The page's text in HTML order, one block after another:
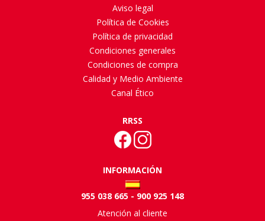
Aviso legal
Política de Cookies
Política de privacidad
Condiciones generales
Condiciones de compra
Calidad y Medio Ambiente
Canal Ético
RRSS
INFORMACIÓN
955 038 665 - 900 925 148
Atención al cliente